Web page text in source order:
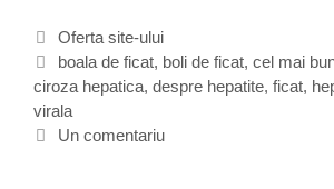
e
v
C
a
t
e
g
Oferta site-ului
E
t
i
c
boala de ficat, boli de ficat, cel mai
ciroza hepatica, despre hepatite, ficat,
virala
Un comentariu